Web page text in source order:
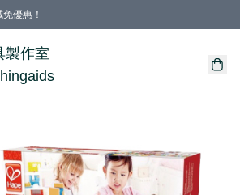
優惠！
費優惠！（適用於 特定的送貨方式 )
免費禮品
製作室